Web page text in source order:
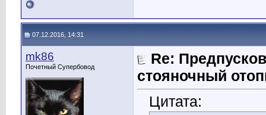
07.12.2016, 14:31
mk86
Почетный Супербовод
Re:
стояночный
Цитата: